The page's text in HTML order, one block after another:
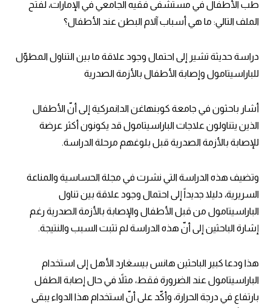
طب الأطفال في مستشفى فقيه الجامعي في الإمارات، لفتح
الملف التالي: ما هي أسباب آلام البطن عند الأطفال؟
دراسة حديثة تشير إلى احتمال وجود علاقة ما بين التناول المطوّل
للباراسيتامول وإصابة الأطفال بالأزمة الصدرية
أشار باحثون في جامعة كوبنهاغن الدانمركية إلى أنّ الأطفال
الذين يتناولون علاجات الباراسيتامول قد يكونون أكثر عرضة
للإصابة بالأزمة الصدرية قبل بلوغهم مرحلة الدراسة.
وتضيف هذه الدراسة التي نشرت في مجلة الحساسية والمناعة
السريرية، دليلا جديداً إلى احتمال وجود علاقة بين تناول
الباراسيتامول من قبل الأطفال والإصابة بالأزمة الصدرية رغم
إشارة الباحثين إلى أنّ هذه الدراسة لم تثبت السبب والنتيجة.
هذا ودعا كبير الباحثين هانس بيسغارد الأهل إلى استخدام
الباراسيتامول عند الضرورة فقط، مثلاً في حال إصابة الطفل
بارتفاع في درجة الحرارة، وأكّد على أنّ استخدام هذا الدواء يبقى